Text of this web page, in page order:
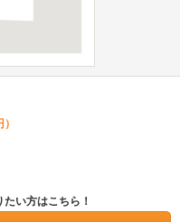
い方はこちら！